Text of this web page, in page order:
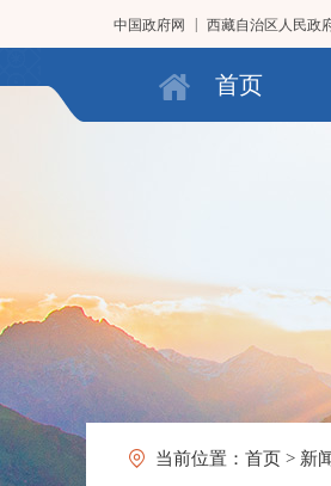
中国政府网 西藏自治区人民政
首页
当前位置： 首页 > 新